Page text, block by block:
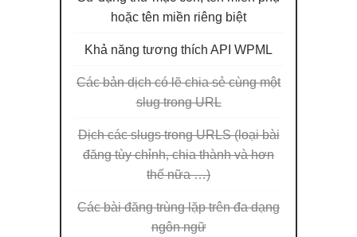
hoặc tên miền riêng biệt
Khả năng tương thích API WPML
Các bản dịch có lẽ chia sẻ cùng một
slug trong URL
Dịch các slugs trong URLS (loại bài
đăng tùy chỉnh, chia thành và hơn
thế nữa …)
Các bài đăng trùng lặp trên đa dạng
ngôn ngữ